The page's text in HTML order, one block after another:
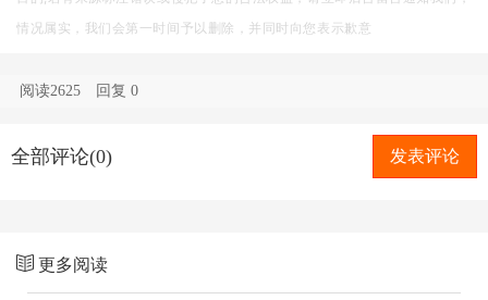
情况属实，我们会第一时间予以删除，并同时向您表示歉意
阅读2625 回复0
全部评论(0) 发表评论
更多阅读